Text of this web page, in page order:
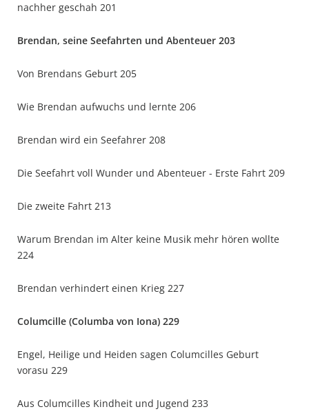
nachher geschah 201
Brendan, seine Seefahrten und Abenteuer 203
Von Brendans Geburt 205
Wie Brendan aufwuchs und lernte 206
Brendan wird ein Seefahrer 208
Die Seefahrt voll Wunder und Abenteuer - Erste Fahrt 209
Die zweite Fahrt 213
Warum Brendan im Alter keine Musik mehr hören wollte
224
Brendan verhindert einen Krieg 227
Columcille (Columba von Iona) 229
Engel, Heilige und Heiden sagen Columcilles Geburt
vorasu 229
Aus Columcilles Kindheit und Jugend 233